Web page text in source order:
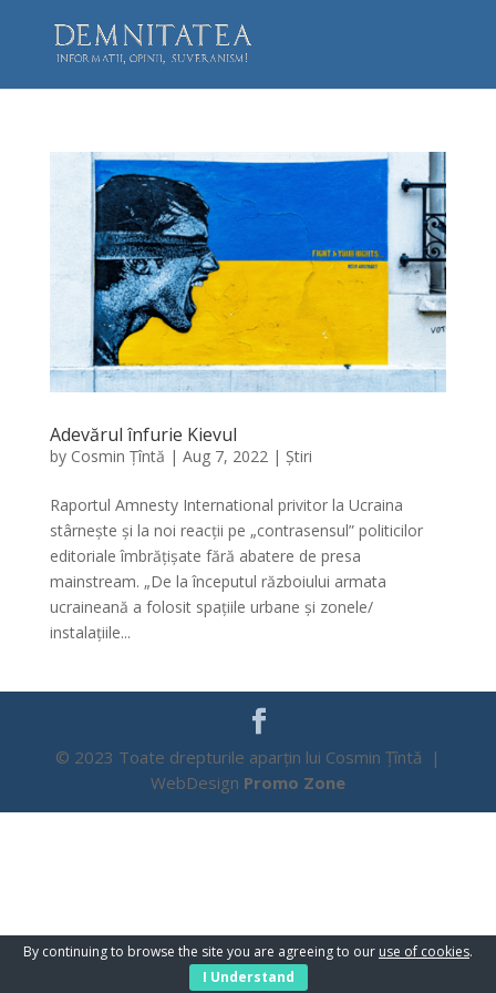
Adevărul înfurie Kievul
by Cosmin Țîntă | Aug 7, 2022| Știri
Raportul Amnesty International privitor la Ucraina
stârnește și la noi reacții pe „contrasensul” politicilor
editoriale îmbrățișate fără abatere de presa
mainstream. „De la începutul războiului armata
ucraineană a folosit spațiile urbane și zonele/
instalațiile...
© 2023 Toate drepturile aparțin lui Cosmin Țîntă |
WebDesign Promo Zone
By continuing to browse the site you are agreeing to our use of cookies.
I Understand